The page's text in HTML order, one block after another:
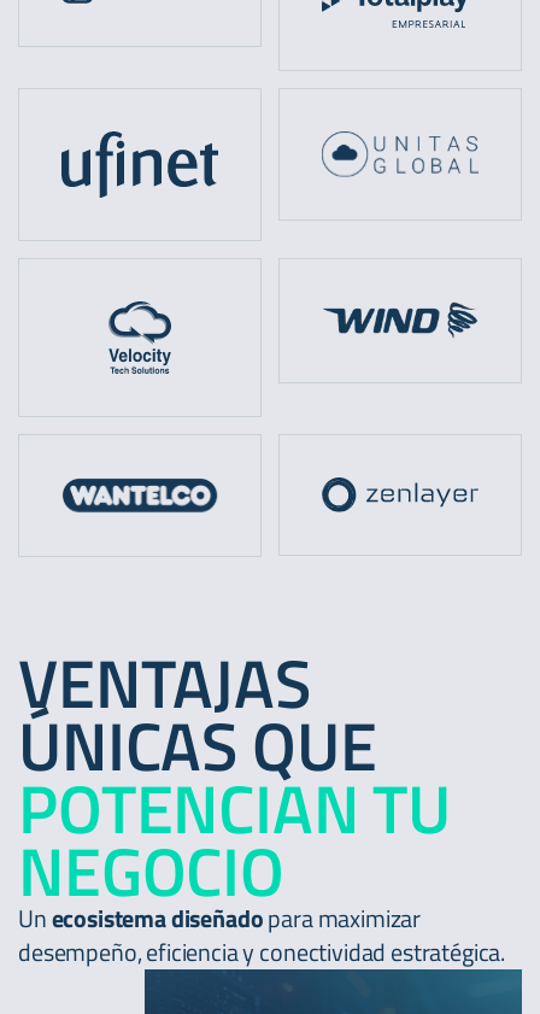
VENTAJAS
ÚNICAS QUE
POTENCIAN TU
NEGOCIO
Unecosistema diseñadopara maximizar
desempeño, eficiencia y conectividad estratégica.